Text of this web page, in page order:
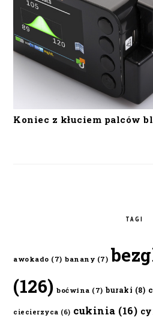
Koniec z kłuciem palców
TAGI
awokado (7) banany (7)
(126) boćwina (7) buraki (8)
ciecierzyca (6) cukinia (16)